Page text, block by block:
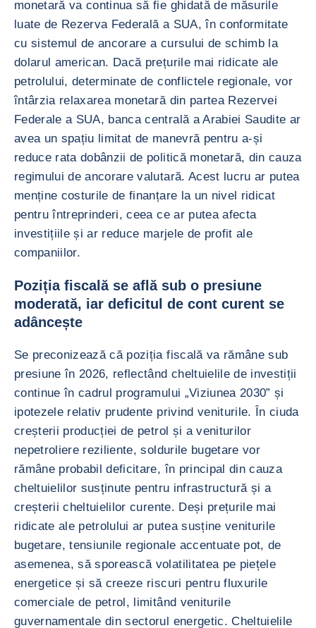
monetară va continua să fie ghidată de măsurile
luate de Rezerva Federală a SUA, în conformitate
cu sistemul de ancorare a cursului de schimb la
dolarul american. Dacă prețurile mai ridicate ale
petrolului, determinate de conflictele regionale, vor
întârzia relaxarea monetară din partea Rezervei
Federale a SUA, banca centrală a Arabiei Saudite ar
avea un spațiu limitat de manevră pentru a-și
reduce rata dobânzii de politică monetară, din cauza
regimului de ancorare valutară. Acest lucru ar putea
menține costurile de finanțare la un nivel ridicat
pentru întreprinderi, ceea ce ar putea afecta
investițiile și ar reduce marjele de profit ale
companiilor.
Poziția fiscală se află sub o presiune
moderată, iar deficitul de cont curent se
adâncește
Se preconizează că poziția fiscală va rămâne sub
presiune în 2026, reflectând cheltuielile de investiții
continue în cadrul programului „Viziunea 2030” și
ipotezele relativ prudente privind veniturile. În ciuda
creșterii producției de petrol și a veniturilor
nepetroliere reziliente, soldurile bugetare vor
rămâne probabil deficitare, în principal din cauza
cheltuielilor susținute pentru infrastructură și a
creșterii cheltuielilor curente. Deși prețurile mai
ridicate ale petrolului ar putea susține veniturile
bugetare, tensiunile regionale accentuate pot, de
asemenea, să sporească volatilitatea pe piețele
energetice și să creeze riscuri pentru fluxurile
comerciale de petrol, limitând veniturile
guvernamentale din sectorul energetic. Cheltuielile